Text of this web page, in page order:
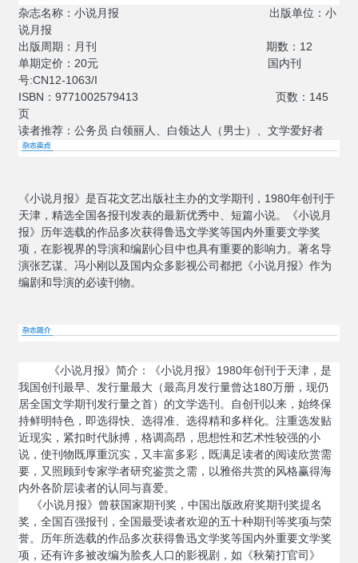
杂志名称：小说月报 出版单位：小
说月报
出版周期：月刊 期数：12
单期定价：20元 国内刊
号:CN12-1063/I
ISBN：9771002579413 页数：145
页
读者推荐：公务员 白领丽人、白领达人（男士）、文学爱好者
《小说月报》是百花文艺出版社主办的文学期刊，1980年创刊于
天津，精选全国各报刊发表的最新优秀中、短篇小说。
《小说月
报》历年选载的作品多次获得鲁迅文学奖等国内外重要文学奖
项，在影视界的导演和编剧心目中也具有重要的影响力。著名导
演张艺谋、冯小刚以及国内众多影视公司都把《小说月报》作为
编剧和导演的必读刊物。
《小说月报》简介： 《小说月报》 1980年创刊于天津，是
我国创刊最早、发行量最大（最高月发行量曾达180万册，现仍
居全国文学期刊发行量之首）的文学选刊。自创刊以来，始终保
持鲜明特色，即选得快、选得准、选得精和多样化。注重选发贴
近现实，紧扣时代脉搏，格调高昂，思想性和艺术性较强的小
说，使刊物既厚重沉实，又丰富多彩，既满足读者的阅读欣赏需
要，又照顾到专家学者研究鉴赏之需，以雅俗共赏的风格赢得海
内外各阶层读者的认同与喜爱。
《小说月报》曾获国家期刊奖，中国出版政府奖期刊奖提名
奖，全国百强报刊，全国最受读者欢迎的五十种期刊等奖项与荣
誉。历年所选载的作品多次获得鲁迅文学奖等国内外重要文学奖
项，还有许多被改编为脍炙人口的影视剧，如《秋菊打官司》